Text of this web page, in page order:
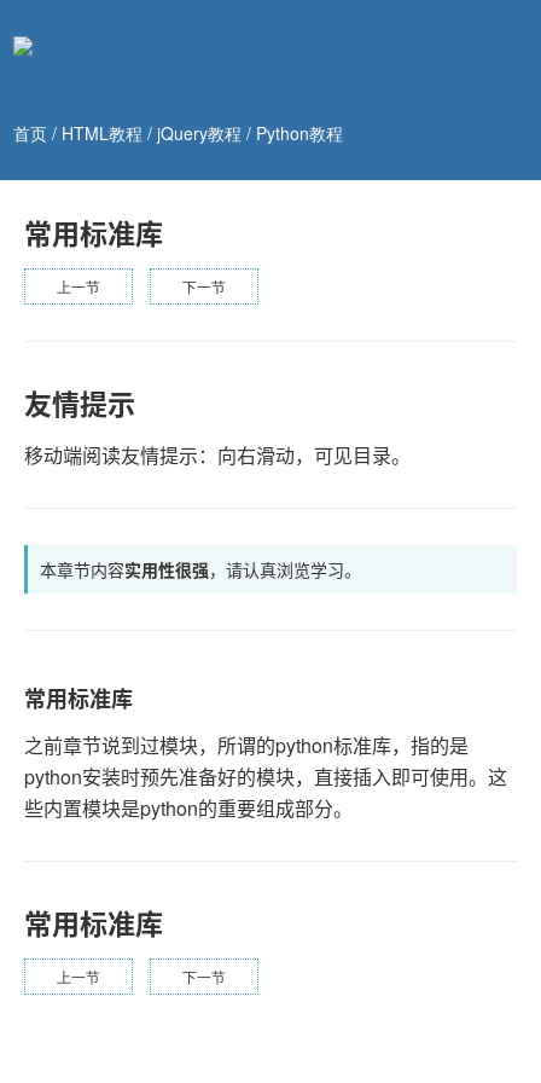
首页 / HTML教程 /jQuery教程 / Python教程
常用标准库
上一节 下一节
友情提示
移动端阅读友情提示：向右滑动，可见目录。
本章节内容实用性很强，请认真浏览学习。
常用标准库
之前章节说到过模块，所谓的python标准库，指的是
python安装时预先准备好的模块，直接插入即可使用。这
些内置模块是python的重要组成部分。
常用标准库
上一节 下一节